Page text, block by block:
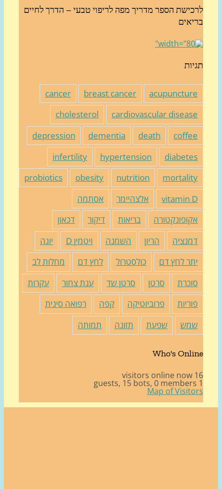
הספר מדריך מפה לריפוי טבעי – הדרך לחיים
breast cancer
cancer
cardiovascular
cholesterol
death
dementia
depression
hypertension
infertility
nutrition
obesity
probiotics
vitamin
אלצהיימר
אסתמה
בריאות דיקור
דכאון
הריון השמנה ויטמין D
יוגה
לחץ דם
כולסטרול לחץ דם
מחלות לב
סרטן סרטן שד ענת צחור
עקרות
פרוביוטיקה קפה
רפואה סינית
שפעת תזונה תמותה
Who's
15 bots, 0 members
Map of